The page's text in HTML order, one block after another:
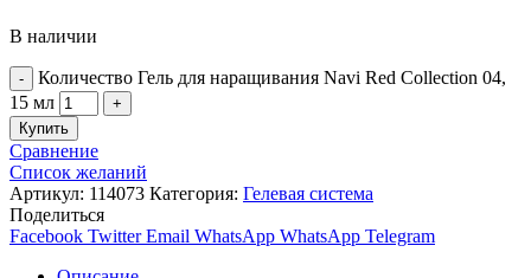
В наличии
Количество Гель для наращивания Navi Red Collection 04,
15 мл
Купить
Сравнение
Список желаний
Артикул: 114073 Категория: Гелевая система
Поделиться
Facebook Twitter Email WhatsApp WhatsApp Telegram